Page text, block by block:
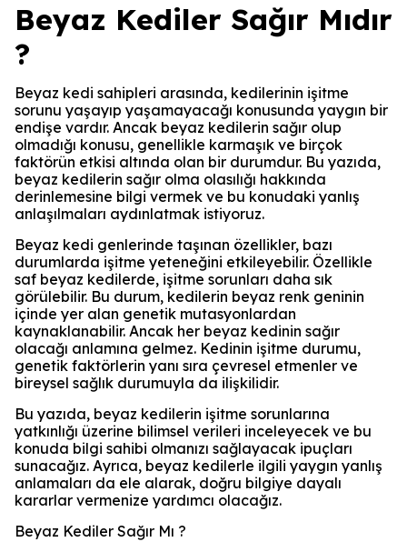
Beyaz Kediler Sağır Mıdır
?
Beyaz kedi sahipleri arasında, kedilerinin işitme
sorunu yaşayıp yaşamayacağı konusunda yaygın bir
endişe vardır. Ancak beyaz kedilerin sağır olup
olmadığı konusu, genellikle karmaşık ve birçok
faktörün etkisi altında olan bir durumdur. Bu yazıda,
beyaz kedilerin sağır olma olasılığı hakkında
derinlemesine bilgi vermek ve bu konudaki yanlış
anlaşılmaları aydınlatmak istiyoruz.
Beyaz kedi genlerinde taşınan özellikler, bazı
durumlarda işitme yeteneğini etkileyebilir. Özellikle
saf beyaz kedilerde, işitme sorunları daha sık
görülebilir. Bu durum, kedilerin beyaz renk geninin
içinde yer alan genetik mutasyonlardan
kaynaklanabilir. Ancak her beyaz kedinin sağır
olacağı anlamına gelmez. Kedinin işitme durumu,
genetik faktörlerin yanı sıra çevresel etmenler ve
bireysel sağlık durumuyla da ilişkilidir.
Bu yazıda, beyaz kedilerin işitme sorunlarına
yatkınlığı üzerine bilimsel verileri inceleyecek ve bu
konuda bilgi sahibi olmanızı sağlayacak ipuçları
sunacağız. Ayrıca, beyaz kedilerle ilgili yaygın yanlış
anlamaları da ele alarak, doğru bilgiye dayalı
kararlar vermenize yardımcı olacağız.
Beyaz Kediler Sağır Mı ?